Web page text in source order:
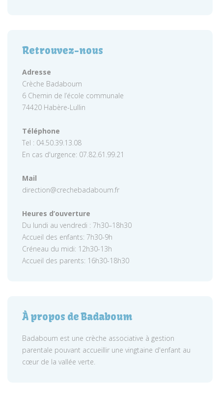
Retrouvez-nous
Adresse
Crèche Badaboum
6 Chemin de l’école communale
74420 Habère-Lullin
Téléphone
Tel : 04.50.39.13.08
En cas d'urgence: 07.82.61.99.21
Mail
direction@crechebadaboum.fr
Heures d’ouverture
Du lundi au vendredi : 7h30–18h30
Accueil des enfants: 7h30-9h
Créneau du midi: 12h30-13h
Accueil des parents: 16h30-18h30
À propos de Badaboum
Badaboum est une crèche associative à gestion
parentale pouvant accueillir une vingtaine d'enfant au
cœur de la vallée verte.